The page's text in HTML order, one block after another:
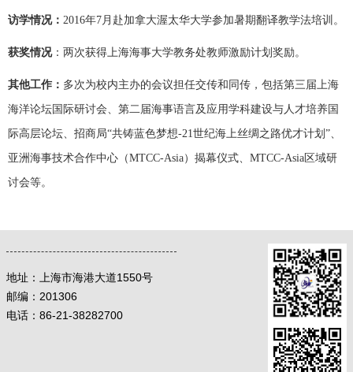
访学情况： 2016年7 月赴加拿大渥太华大学参加暑期翻译教学法培训。
获奖情况：两次获得上海海事大学教务处教师激励计划奖励。
其他工作： 多次为校内主办的会议担任交传和同传，包括第三届上海
海洋论坛国际研讨会、第二届海事语言及应用学科建设与人才培养国
际高层论坛、 招商局“共铸蓝色梦想-21世纪海上丝绸之路优才计划 ”
亚洲海事技术合作中心（MTCC-Asia）揭幕仪式、 MTCC-Asia区域研
讨会等。
地址：
上海市海港大道1550号
邮编： 201306
电话：86-21-38282700